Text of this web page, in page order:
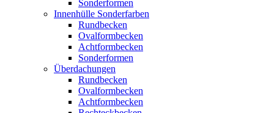
Sonderformen
Innenhülle Sonderfarben
Rundbecken
Ovalformbecken
Achtformbecken
Sonderformen
Überdachungen
Rundbecken
Ovalformbecken
Achtformbecken